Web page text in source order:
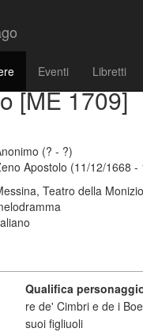
Eventi Libretti
[ME 1709]
(? - ?)
Apostolo (11/12/1668 -
Teatro della
Qualifica
re de' Cimbri e de i
suoi figliuoli